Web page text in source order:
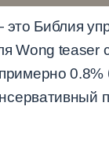
Библия
Wong teaser
0.8%